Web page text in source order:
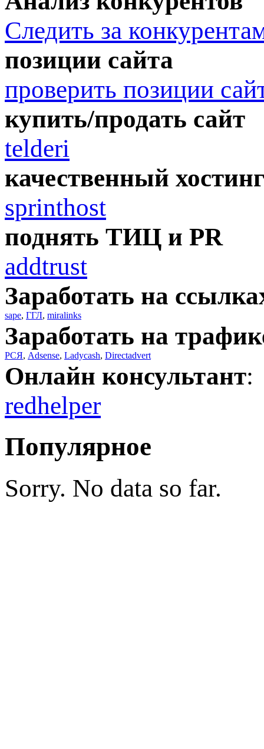
Следить за
позиции сайта
проверить позиции
купить/продать сайт
telderi
качественный
sprinthost
поднять ТИЦ и PR
addtrust
Заработать на
sape, ГГЛ, miralinks
Заработать на
РСЯ, Adsense, Ladycash, Directadvert
Онлайн консультант:
redhelper
Популярное
Sorry. No data so far.